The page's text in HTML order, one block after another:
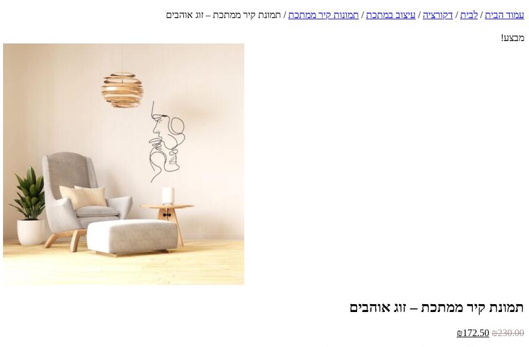
עמוד הבית/ לבית/ דקורציה/ עיצוב במתכת/ תמונות קיר ממתכת/ תמונת קיר ממתכת – זוג אוהבים
מבצע!
תמונת קיר ממתכת – זוג אוהבים
₪230.00
המחיר ₪172.50